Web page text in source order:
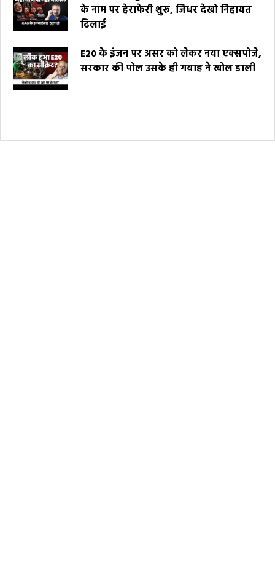
के नाम पर हेराफेरी शुरू, जिधर देखो निहायत
ढिलाई
E20 के इंजन पर असर को लेकर नया एक्सपोजे,
सरकार की पोल उसके ही गवाह ने खोल डाली